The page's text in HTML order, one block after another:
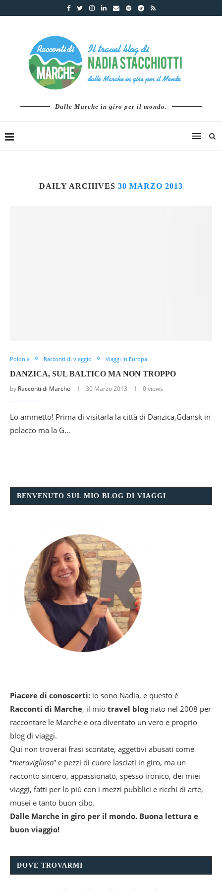
Dalle Marche in giro per il mondo.
DAILY ARCHIVES 30 MARZO 2013
Polonia Racconti di viaggio Viaggi in Europa
DANZICA, SUL BALTICO MA NON TROPPO
by Racconti di Marche 30 Marzo 2013 0 views
Lo ammetto! Prima di visitarla la città di Danzica,Gdansk in
polacco ma la G…
BENVENUTO SUL MIO BLOG DI VIAGGI
Piacere di conoscerti: io sono Nadia, e questo è
Racconti di Marche, il mio travel blognato nel 2008 per
raccontare le Marche e ora diventato un vero e proprio
blog di viaggi.
Qui non troverai frasi scontate, aggettivi abusati come
“meraviglioso” e pezzi di cuore lasciati in giro, ma un
racconto sincero, appassionato, spesso ironico, dei miei
viaggi, fatti per lo più con i mezzi pubblici e ricchi di arte,
musei e tanto buon cibo.
Dalle Marche in giro per il mondo. Buona lettura e
buon viaggio!
DOVE TROVARMI